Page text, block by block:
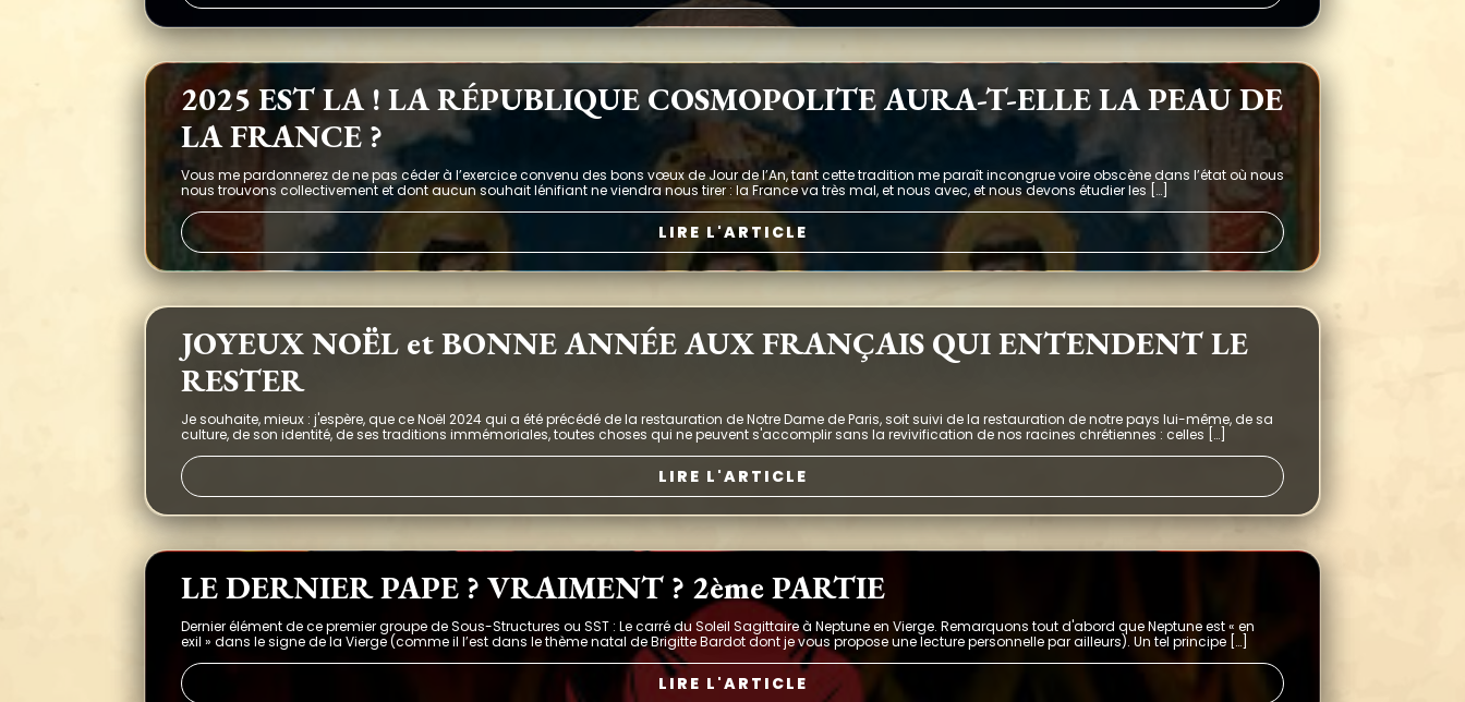
2025 EST LA ! LA RÉPUBLIQUE COSMOPOLITE AURA-T-ELLE LA PEAU DE
LA FRANCE ?
Vous me pardonnerez de ne pas céder à l’exercice convenu des bons vœux de Jour de l’An, tant cette tradition me paraît incongrue voire obscène dans l’état où nous
nous trouvons collectivement et dont aucun souhait lénifiant ne viendra nous tirer : la France va très mal, et nous avec, et nous devons étudier les […]
LIRE L'ARTICLE
JOYEUX NOËL et BONNE ANNÉE AUX FRANÇAIS QUI ENTENDENT LE
RESTER
Je souhaite, mieux : j'espère, que ce Noël 2024 qui a été précédé de la restauration de Notre Dame de Paris, soit suivi de la restauration de notre pays lui-même, de sa
culture, de son identité, de ses traditions immémoriales, toutes choses qui ne peuvent s'accomplir sans la revivification de nos racines chrétiennes : celles […]
LIRE L'ARTICLE
LE DERNIER PAPE ? VRAIMENT ? 2ème PARTIE
Dernier élément de ce premier groupe de Sous-Structures ou SST : Le carré du Soleil Sagittaire à Neptune en Vierge. Remarquons tout d'abord que Neptune est « en
exil » dans le signe de la Vierge (comme il l’est dans le thème natal de Brigitte Bardot dont je vous propose une lecture personnelle par ailleurs). Un tel principe […]
LIRE L'ARTICLE